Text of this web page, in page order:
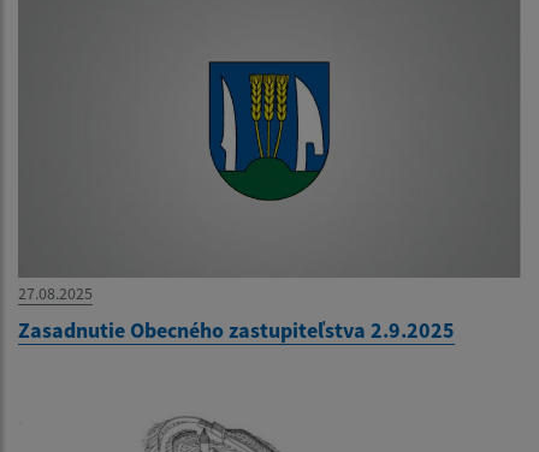
27.08.2025
Zasadnutie Obecného zastupiteľstva 2.9.2025